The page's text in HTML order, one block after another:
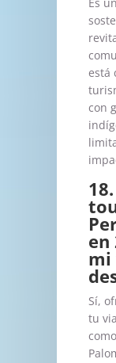
está
con
en
mi
Sí,
tu